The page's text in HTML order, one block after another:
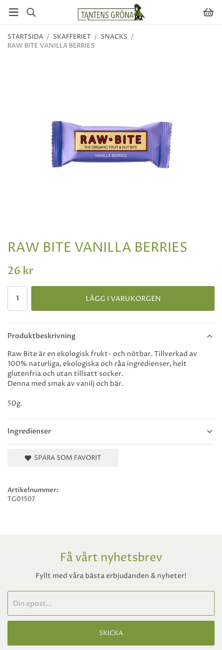
STARTSIDA / SKAFFERIET / SNACKS /
RAW BITE VANILLA BERRIES
RAW BITE VANILLA BERRIES
26 kr
LÄGG I VARUKORGEN
Produktbeskrivning
Ingredienser
Raw Bite är en ekologisk frukt- och nötbar. Tillverkad av
100% naturliga, ekologiska och råa ingredienser, helt
glutenfria och utan tillsatt socker.
Denna med smak av vanilj och bär.
50g.
SPARA SOM FAVORIT
Artikelnummer:
TG01507
Få vårt nyhetsbrev
Fyllt med våra bästa erbjudanden & nyheter!
SKICKA